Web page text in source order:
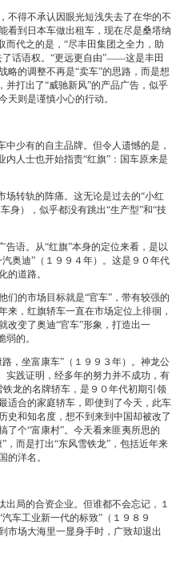
得不承认因眼光短浅失去了在华的不
看到日本车做出租车，现在尽是桑塔纳
而代之的是，“尽丰田集团之全力，助
了话语权。“更远更自由”——这是丰田
略的调整不再是“卖车”的思路，而是想
并打出了“威驰新风”的产品广告，似乎
则是谨慎小心的行动。
少有的自主品牌。但令人遗憾的是，
人士也开始指责“红旗”：国车原来是
转轨的阵痛。这无论是过去的“小红
身），似乎都没有跳出“生产型”和“技
语。从“红旗”本身的定位来看，是以
奥迪”（１９９４年）。这是９０年代
的道路。
的市场目标就是“官车”，带有较强的
，红旗轿车一直在市场定位上徘徊，
改变了奥迪“官车”形象，打造出一
的。
，坐富康车”（１９９３年）。神龙公
实践证明，经多年的努力并不成功，有
铁龙的名牌轿车，是９０年代初期引领
适合的家庭轿车，即使到了今天，此车
史和知名度，想不到来到中国却被改了
了个“富康村”。今天看来匪夷所思的
，而是打出“东风雪铁龙”，包括近年来
的洋名。
局的合资企业。但谁都不会忘记，１
车工业新一代的标致”（１９８９
市场大海里一显身手时，广致却退出